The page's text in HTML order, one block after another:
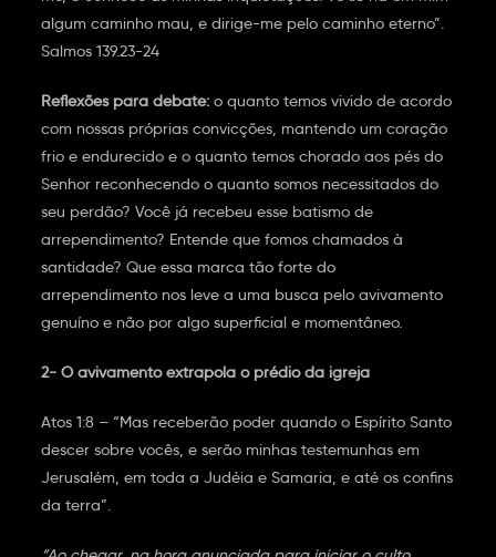
algum caminho mau, e dirige-me pelo caminho eterno”.
Salmos 139.23-24
Reflexões para debate: o quanto temos vivido de acordo
com nossas próprias convicções, mantendo um coração
frio e endurecido e o quanto temos chorado aos pés do
Senhor reconhecendo o quanto somos necessitados do
seu perdão? Você já recebeu esse batismo de
arrependimento? Entende que fomos chamados à
santidade? Que essa marca tão forte do
arrependimento nos leve a uma busca pelo avivamento
genuíno e não por algo superficial e momentâneo.
2- O avivamento extrapola o prédio da igreja
Atos 1:8 – “Mas receberão poder quando o Espírito Santo
descer sobre vocês, e serão minhas testemunhas em
Jerusalém, em toda a Judéia e Samaria, e até os confins
da terra”.